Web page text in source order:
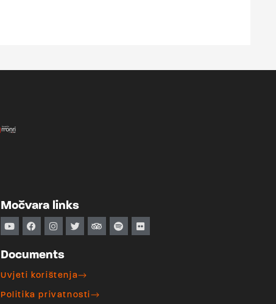
Močvara links
Documents
Uvjeti korištenja
Politika privatnosti